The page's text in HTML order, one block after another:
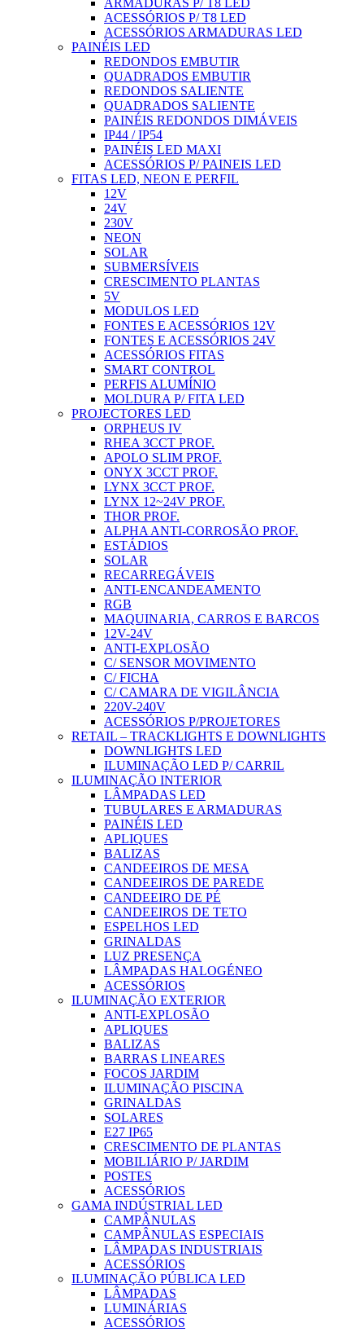
ARMADURAS P/ T8 LED
ACESSÓRIOS P/ T8 LED
ACESSÓRIOS ARMADURAS LED
PAINÉIS LED
REDONDOS EMBUTIR
QUADRADOS EMBUTIR
REDONDOS SALIENTE
QUADRADOS SALIENTE
PAINÉIS REDONDOS DIMÁVEIS
IP44 / IP54
PAINÉIS LED MAXI
ACESSÓRIOS P/ PAINEIS LED
FITAS LED, NEON E PERFIL
12V
24V
230V
NEON
SOLAR
SUBMERSÍVEIS
CRESCIMENTO PLANTAS
5V
MODULOS LED
FONTES E ACESSÓRIOS 12V
FONTES E ACESSÓRIOS 24V
ACESSÓRIOS FITAS
SMART CONTROL
PERFIS ALUMÍNIO
MOLDURA P/ FITA LED
PROJECTORES LED
ORPHEUS IV
RHEA 3CCT PROF.
APOLO SLIM PROF.
ONYX 3CCT PROF.
LYNX 3CCT PROF.
LYNX 12~24V PROF.
THOR PROF.
ALPHA ANTI-CORROSÃO PROF.
ESTÁDIOS
SOLAR
RECARREGÁVEIS
ANTI-ENCANDEAMENTO
RGB
MAQUINARIA, CARROS E BARCOS
12V-24V
ANTI-EXPLOSÃO
C/ SENSOR MOVIMENTO
C/ FICHA
C/ CAMARA DE VIGILÂNCIA
220V-240V
ACESSÓRIOS P/PROJETORES
RETAIL – TRACKLIGHTS E DOWNLIGHTS
DOWNLIGHTS LED
ILUMINAÇÃO LED P/ CARRIL
ILUMINAÇÃO INTERIOR
LÂMPADAS LED
TUBULARES E ARMADURAS
PAINÉIS LED
APLIQUES
BALIZAS
CANDEEIROS DE MESA
CANDEEIROS DE PAREDE
CANDEEIRO DE PÉ
CANDEEIROS DE TETO
ESPELHOS LED
GRINALDAS
LUZ PRESENÇA
LÂMPADAS HALOGÉNEO
ACESSÓRIOS
ILUMINAÇÃO EXTERIOR
ANTI-EXPLOSÃO
APLIQUES
BALIZAS
BARRAS LINEARES
FOCOS JARDIM
ILUMINAÇÃO PISCINA
GRINALDAS
SOLARES
E27 IP65
CRESCIMENTO DE PLANTAS
MOBILIÁRIO P/ JARDIM
POSTES
ACESSÓRIOS
GAMA INDÚSTRIAL LED
CAMPÂNULAS
CAMPÂNULAS ESPECIAIS
LÂMPADAS INDUSTRIAIS
ACESSÓRIOS
ILUMINAÇÃO PÚBLICA LED
LÂMPADAS
LUMINÁRIAS
ACESSÓRIOS